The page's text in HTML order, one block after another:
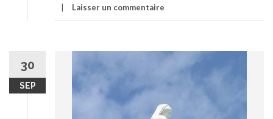
Laisser un commentaire
30
SEP